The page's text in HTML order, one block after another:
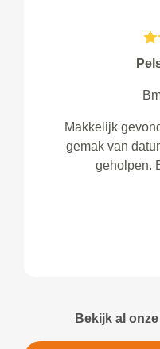
Makkelijk
gemak van
geholpen.
Bekijk al